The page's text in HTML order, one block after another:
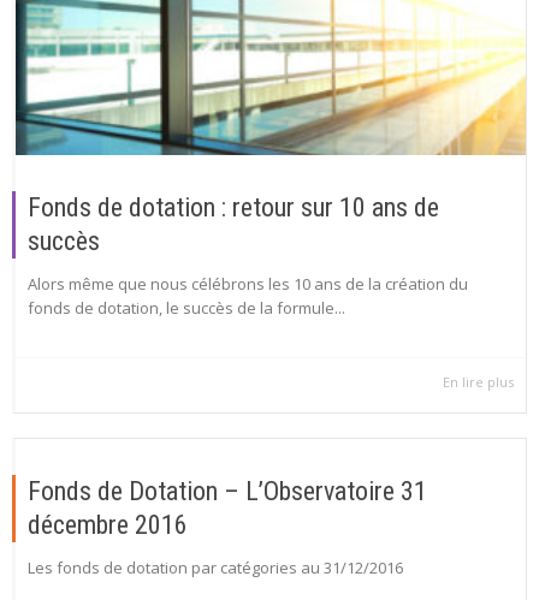
Fonds de dotation : retour sur 10 ans de
succès
Alors même que nous célébrons les 10 ans de la création du
fonds de dotation, le succès de la formule...
En lire plus
Fonds de Dotation – L’Observatoire 31
décembre 2016
Les fonds de dotation par catégories au 31/12/2016